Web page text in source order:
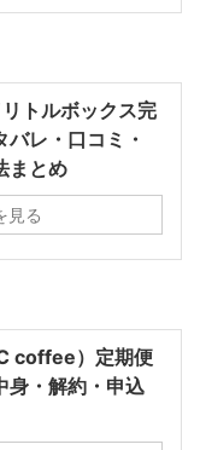
トルボックス完
レ・口コミ・
まとめ
見る
coffee）定期便
身・解約・申込